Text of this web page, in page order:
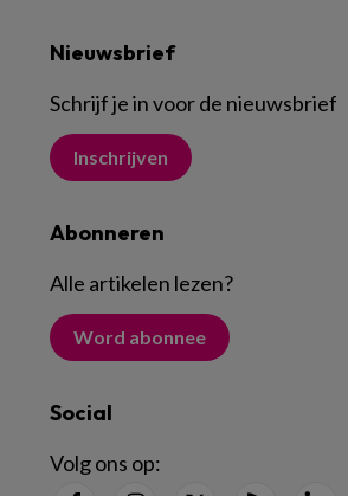
Nieuwsbrief
Schrijf je in voor de nieuwsbrief
Inschrijven
Abonneren
Alle artikelen lezen?
Word abonnee
Social
Volg ons op: